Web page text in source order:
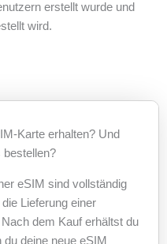
erstellt wurde und
wird.
Karte erhalten? Und
bestellen?
eSIM sind vollständig
Lieferung einer
dem Kauf erhältst du
deine neue eSIM